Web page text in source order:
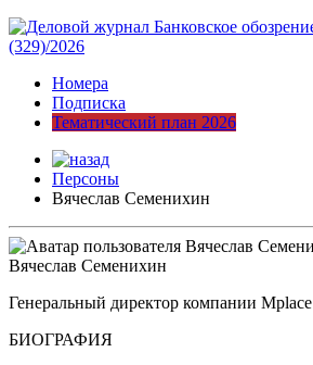
Номера
Подписка
Тематический план 2026
Персоны
Вячеслав Семенихин
Вячеслав Семенихин
Генеральный директор компании Mplace
БИОГРАФИЯ